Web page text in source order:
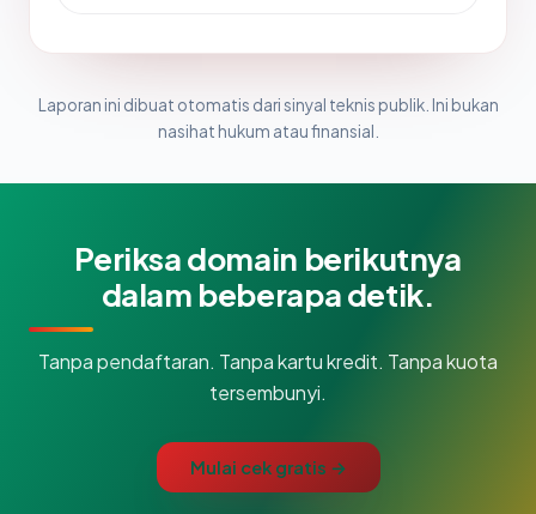
Laporan ini dibuat otomatis dari sinyal teknis publik. Ini bukan
nasihat hukum atau finansial.
Periksa domain berikutnya
dalam beberapa detik.
Tanpa pendaftaran. Tanpa kartu kredit. Tanpa kuota
tersembunyi.
Mulai cek gratis →